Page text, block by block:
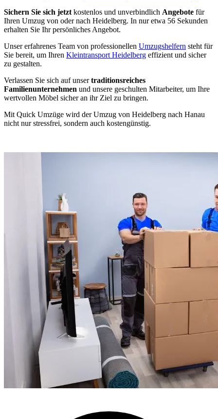
Sichern Sie sich jetzt kostenlos und unverbindlich Angebote für
Ihren Umzug von oder nach Heidelberg. In nur etwa 56 Sekunden
erhalten Sie Ihr persönliches Angebot.
Unser erfahrenes Team von professionellen Umzugshelfern steht für
Sie bereit, um Ihren Kleintransport Heidelberg effizient und sicher
zu gestalten.
Verlassen Sie sich auf unsertraditionsreiches
Familienunternehmen und unsere geschulten Mitarbeiter, um Ihre
wertvollen Möbel sicher an ihr Ziel zu bringen.
Mit Quick Umzüge wird der Umzug von Heidelberg nach Hanau
nicht nur stressfrei, sondern auch kostengünstig.